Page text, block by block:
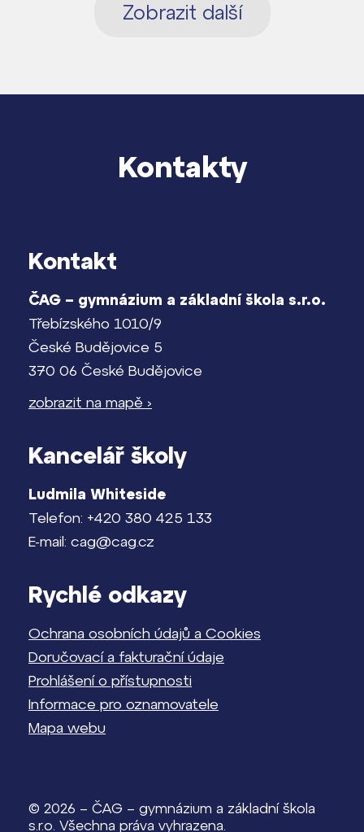
Zobrazit další
Kontakty
Kontakt
ČAG – gymnázium a základní škola s.r.o.
Třebízského 1010/9
České Budějovice 5
370 06 České Budějovice
zobrazit na mapě ›
Kancelář školy
Ludmila Whiteside
Telefon: +420 380 425 133
E-mail: cag@cag.cz
Rychlé odkazy
Ochrana osobních údajů a Cookies
Doručovací a fakturační údaje
Prohlášení o přístupnosti
Informace pro oznamovatele
Mapa webu
© 2026 – ČAG – gymnázium a základní škola
s.r.o. Všechna práva vyhrazena.